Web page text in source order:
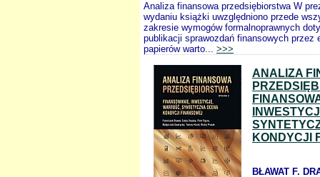
Analiza finansowa przedsiębiorstwa W
wydaniu książki uwzględniono przede
zakresie wymogów formalnoprawnych
publikacji sprawozdań finansowych przez
papierów warto... >>>
ANALIZA
KONDYCJI
BŁAWAT F.